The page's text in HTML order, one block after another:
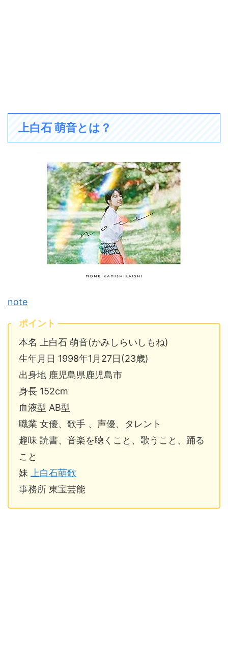
上白石 萌音とは？
note
ポイント
本名 上白石 萌音(かみしらいしもね)
生年月日 1998年1月27日(23歳)
出身地 鹿児島県鹿児島市
身長 152cm
血液型 AB型
職業 女優、歌手 、声優、タレント
趣味 読書、音楽を聴くこと、歌うこと、踊る
こと
妹 上白石萌歌
事務所 東宝芸能